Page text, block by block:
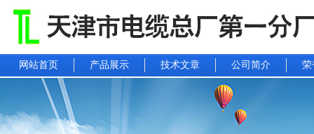
网站首页 产品展示 技术文章 公司简介 荣